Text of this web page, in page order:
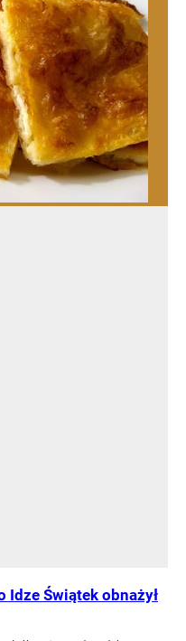
Idze Świątek obnażył